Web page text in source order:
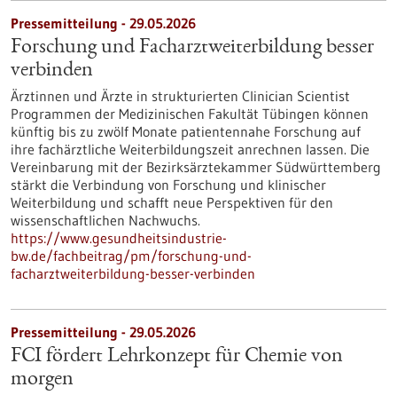
Pressemitteilung - 29.05.2026
Forschung und Facharztweiterbildung besser
verbinden
Ärztinnen und Ärzte in strukturierten Clinician Scientist
Programmen der Medizinischen Fakultät Tübingen können
künftig bis zu zwölf Monate patientennahe Forschung auf
ihre fachärztliche Weiterbildungszeit anrechnen lassen. Die
Vereinbarung mit der Bezirksärztekammer Südwürttemberg
stärkt die Verbindung von Forschung und klinischer
Weiterbildung und schafft neue Perspektiven für den
wissenschaftlichen Nachwuchs.
https://www.gesundheitsindustrie-
bw.de/fachbeitrag/pm/forschung-und-
facharztweiterbildung-besser-verbinden
Pressemitteilung - 29.05.2026
FCI fördert Lehrkonzept für Chemie von
morgen